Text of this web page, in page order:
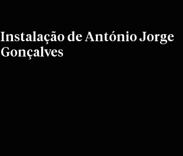
Instalação de António Jorge
Gonçalves